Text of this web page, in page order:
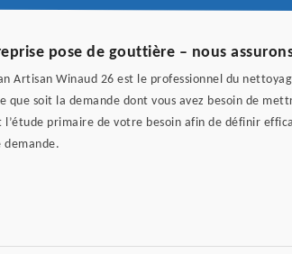
pose de gouttière – nous
Artisan Winaud 26 est le professionnel du
que soit la demande dont vous avez besoin de
l’étude primaire de votre besoin afin de définir
demande.